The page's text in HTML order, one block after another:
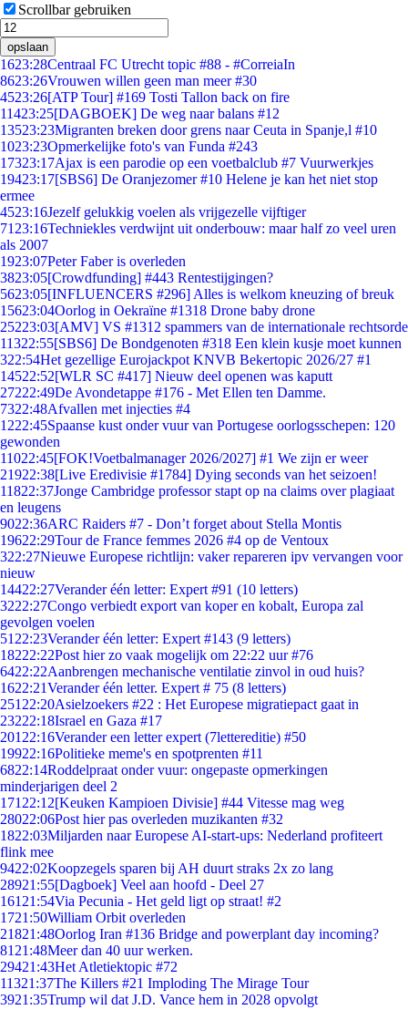
Scrollbar gebruiken
opslaan
1623:28Centraal FC Utrecht topic #88 - #CorreiaIn
8623:26Vrouwen willen geen man meer #30
4523:26[ATP Tour] #169 Tosti Tallon back on fire
11423:25[DAGBOEK] De weg naar balans #12
13523:23Migranten breken door grens naar Ceuta in Spanje,l #10
1023:23Opmerkelijke foto's van Funda #243
17323:17Ajax is een parodie op een voetbalclub #7 Vuurwerkjes
19423:17[SBS6] De Oranjezomer #10 Helene je kan het niet stop
ermee
4523:16Jezelf gelukkig voelen als vrijgezelle vijftiger
71 23:16Techniekles verdwijnt uit onderbouw: maar half zo veel uren
als 2007
1923:07Peter Faber is overleden
3823:05[Crowdfunding] #443 Rentestijgingen?
5623:05[INFLUENCERS #296] Alles is welkom kneuzing of breuk
15623:04Oorlog in Oekraïne #1318 Drone baby drone
25223:03[AMV] VS #1312 spammers van de internationale rechtsorde
11322:55[SBS6] De Bondgenoten #318 Een klein kusje moet kunnen
322:54Het gezellige Eurojackpot KNVB Bekertopic 2026/27 #1
14522:52[WLR SC #417] Nieuw deel openen was kaputt
27222:49De Avondetappe #176 - Met Ellen ten Damme.
7322:48Afvallen met injecties #4
1222:45Spaanse kust onder vuur van Portugese oorlogsschepen: 120
gewonden
11022:45[FOK!Voetbalmanager 2026/2027] #1 We zijn er weer
21922:38[Live Eredivisie #1784] Dying seconds van het seizoen!
11822:37Jonge Cambridge professor stapt op na claims over plagiaat
en leugens
9022:36ARC Raiders #7 - Don’t forget about Stella Montis
19622:29Tour de France femmes 2026 #4 op de Ventoux
322:27Nieuwe Europese richtlijn: vaker repareren ipv vervangen voor
nieuw
14422:27Verander één letter: Expert #91 (10 letters)
3222:27Congo verbiedt export van koper en kobalt, Europa zal
gevolgen voelen
51 22:23Verander één letter: Expert #143 (9 letters)
18222:22Post hier zo vaak mogelijk om 22:22 uur #76
6422:22Aanbrengen mechanische ventilatie zinvol in oud huis?
1622:21Verander één letter. Expert # 75 (8 letters)
251 22:20Asielzoekers #22 : Het Europese migratiepact gaat in
23222:18Israel en Gaza #17
201 22:16Verander een letter expert (7lettereditie) #50
19922:16Politieke meme's en spotprenten #11
6822:14Roddelpraat onder vuur: ongepaste opmerkingen
minderjarigen deel 2
171 22:12[Keuken Kampioen Divisie] #44 Vitesse mag weg
28022:06Post hier pas overleden muzikanten #32
1822:03Miljarden naar Europese AI-start-ups: Nederland profiteert
flink mee
9422:02Koopzegels sparen bij AH duurt straks 2x zo lang
28921:55[Dagboek] Veel aan hoofd - Deel 27
161 21:54Via Pecunia - Het geld ligt op straat! #2
1721:50William Orbit overleden
21821:48Oorlog Iran #136 Bridge and powerplant day incoming?
81 21:48Meer dan 40 uur werken.
29421:43Het Atletiektopic #72
11321:37The Killers #21 Imploding The Mirage Tour
3921:35Trump wil dat J.D. Vance hem in 2028 opvolgt